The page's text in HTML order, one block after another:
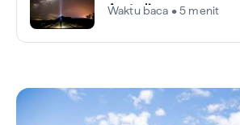
Australia
Waktu baca • 5 menit